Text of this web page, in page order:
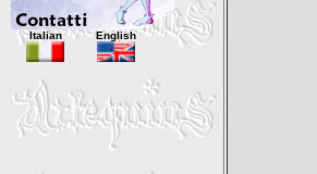
Italian English